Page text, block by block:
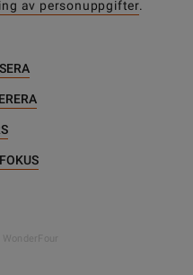
av personuppgifter.
WonderFour